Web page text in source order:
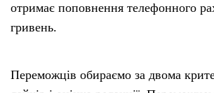
отримає поповнення телефонного
гривень.
Переможців обираємо за двома